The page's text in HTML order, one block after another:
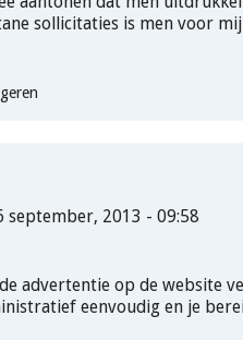
sollicitaties is men voor
september, 2013 - 09:58
advertentie op de website
eenvoudig en je